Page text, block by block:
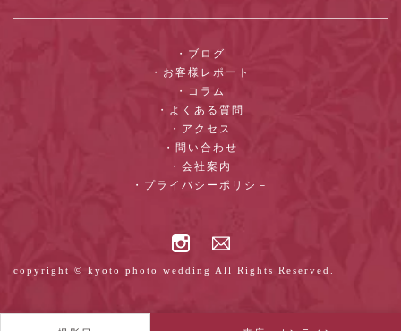
・ブログ
・お客様レポート
・コラム
・よくある質問
・アクセス
・問い合わせ
・会社案内
・プライバシーポリシ－
copyright © kyoto photo wedding All Rights Reserved.